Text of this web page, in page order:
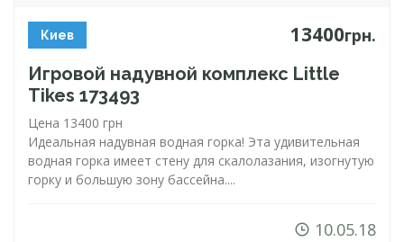
Киев 13400грн.
Игровой надувной комплекс Little
Tikes 173493
Цена 13400 грн
Идеальная надувная водная горка! Эта удивительная
водная горка имеет стену для скалолазания, изогнутую
горку и большую зону бассейна....
10.05.18